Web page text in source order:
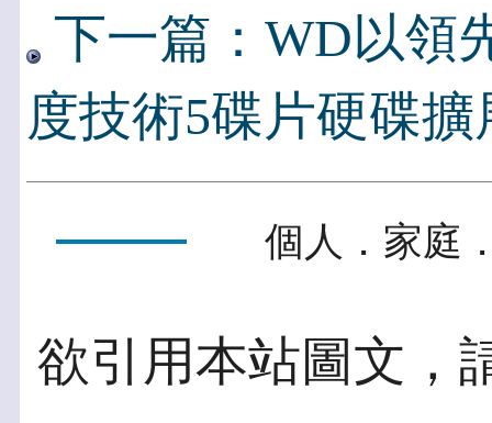
下一篇：WD以領
度技術5碟片硬碟
個人．家庭
欲引用本站圖文，